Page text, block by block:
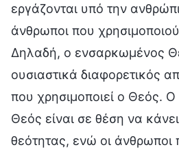
εργάζονται υπό την
άνθρωποι που
Δηλαδή, ο ενσαρκωμένος
ουσιαστικά διαφορετικός
που χρησιμοποιεί ο Θεός.
Θεός είναι σε θέση να
θεότητας, ενώ οι άνθρωποι